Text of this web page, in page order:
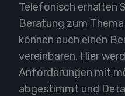
Telefonisch erhalten
Beratung zum
können auch einen
vereinbaren. Hier
Anforderungen mit
abgestimmt und